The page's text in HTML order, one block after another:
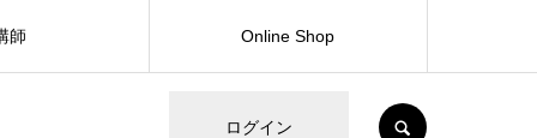
ログイン
師 Online Shop